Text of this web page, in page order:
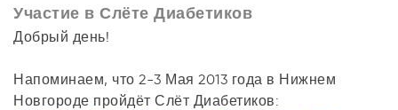
Участие в Слёте Диабетиков
Добрый день!
Напоминаем, что 2-3 Мая 2013 года в Нижнем
Новгороде пройдёт Слёт Диабетиков: